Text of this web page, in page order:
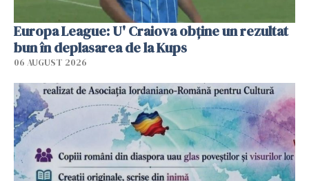
Europa League: U' Craiova obține un rezultat
bun în deplasarea de la Kups
06 AUGUST 2026